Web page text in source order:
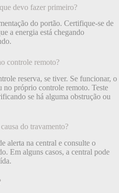
devo fazer primeiro?
do portão. Certifique-se de
a energia está chegando
controle remoto?
reserva, se tiver. Se funcionar, o
no próprio controle remoto. Teste
se há alguma obstrução ou
do travamento?
alerta na central e consulte o
Em alguns casos, a central pode